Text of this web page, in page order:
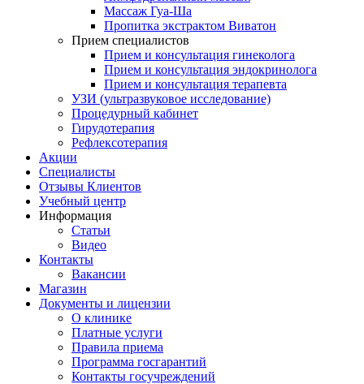
Массаж Гуа-Ша
Пропитка экстрактом Виватон
Прием специалистов
Прием и консультация гинеколога
Прием и консультация эндокринолога
Прием и консультация терапевта
УЗИ (ультразвуковое исследование)
Процедурный кабинет
Гирудотерапия
Рефлексотерапия
Акции
Специалисты
Отзывы Клиентов
Учебный центр
Информация
Статьи
Видео
Контакты
Вакансии
Магазин
Документы и лицензии
О клинике
Платные услуги
Правила приема
Программа госгарантий
Контакты госучреждений